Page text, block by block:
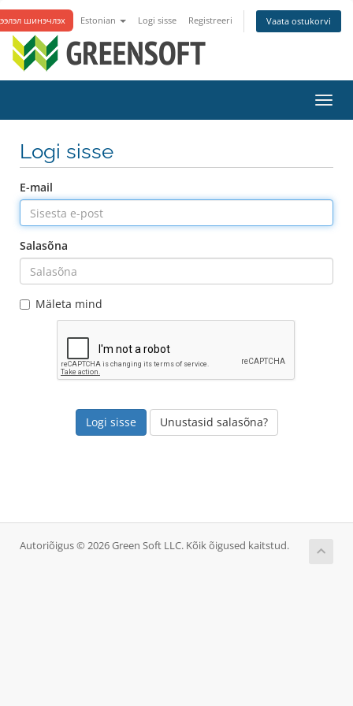
шинэчлэх Estonian Logi sisse Registreeri Vaata ostukorvi
Logi sisse
E-mail
Salasõna
Mäleta mind
Unustasid salasõna?
Autoriõigus © 2026 Green Soft LLC. Kõik õigused kaitstud.